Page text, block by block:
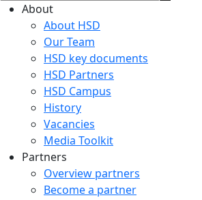
About
About HSD
Our Team
HSD key documents
HSD Partners
HSD Campus
History
Vacancies
Media Toolkit
Partners
Overview partners
Become a partner